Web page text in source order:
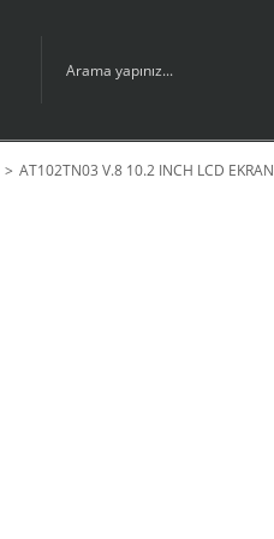
AT102TN03 V.8 10.2 INCH LCD EKRAN